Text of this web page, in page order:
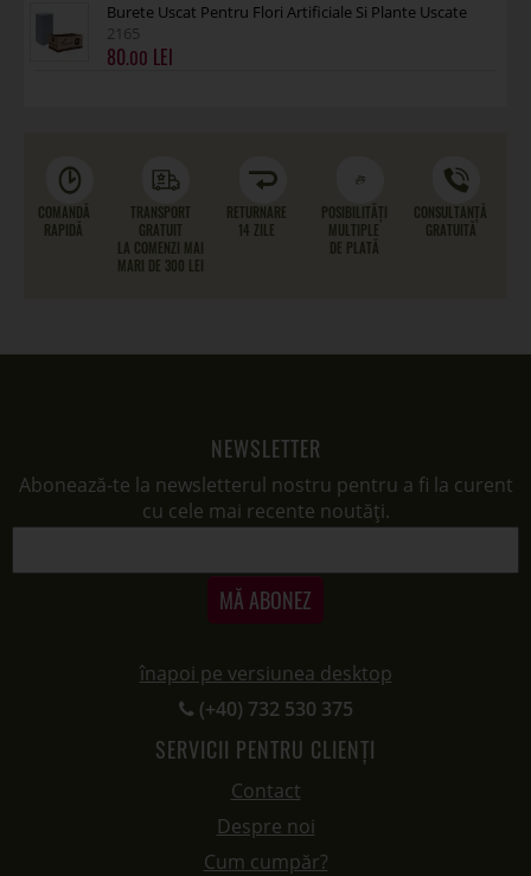
Burete Uscat Pentru Flori Artificiale Si Plante Uscate
2165
80.00
COMANDĂ
RAPIDĂ
TRANSPORT
GRATUIT
LA COMENZI MAI
MARI DE 300 LEI
RETURNARE
14 ZILE
POSIBILITĂȚI
MULTIPLE
DE PLATĂ
CONSULTANȚĂ
GRATUITĂ
NEWSLETTER
Abonează-te la newsletterul nostru pentru a fi la curent
cu cele mai recente noutăți.
MĂ ABONEZ
înapoi pe versiunea desktop
(+40) 732 530 375
SERVICII PENTRU CLIENȚI
Contact
Despre noi
Cum cumpăr?